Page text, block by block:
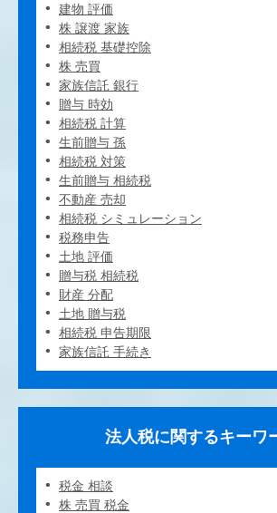
建物 評価
株 譲渡 家族
相続税 基礎控除
株 売買
家族信託 銀行
贈与 時効
相続税 計算
生前贈与 孫
相続税 対策
生前贈与 相続税
不動産 売却
相続税 シミュレーション
税務申告
土地 評価
贈与税 相続税
財産 分配
土地 贈与税
相続税 申告期限
家族信託 手続き
法人税に関するキーワ
税金 相談
株 売買 税金